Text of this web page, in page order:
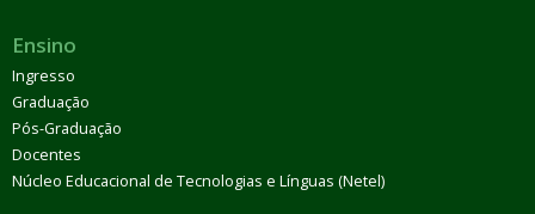
Ensino
Ingresso
Graduação
Pós-Graduação
Docentes
Núcleo Educacional de Tecnologias e Línguas (Netel)